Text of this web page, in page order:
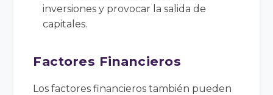
inversiones y provocar la salida de
capitales.
Factores Financieros
Los factores financieros también pueden